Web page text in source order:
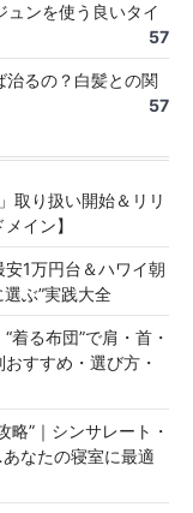
ンを使う良いタイ
57
るの？白髪との関
57
取り扱い開始＆リリ
イン】
安1万円台＆ハワイ朝
ぶ”実践大全
着る布団”で肩・首・
すすめ・選び方・
略”｜シンサレート・
なたの寝室に最適